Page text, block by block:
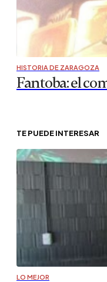
HISTORIA DE ZARAGOZA
Fantoba: el
TE PUEDE INTERESAR
LO MEJOR